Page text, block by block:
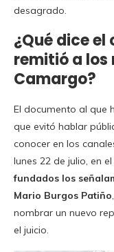
desagrado.
¿Qué dice
remitió a los
Camargo?
El documento al que
que evitó hablar
conocer en los
lunes 22 de julio, en
fundados los
Mario Burgos Patiño
nombrar un nuevo
el juicio.